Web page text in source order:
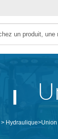
> Hydraulique>Union